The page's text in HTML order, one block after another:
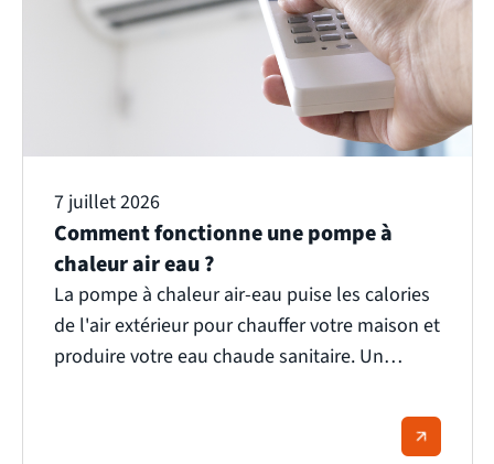
7 juillet 2026
Comment fonctionne une pompe à
chaleur air eau ?
La pompe à chaleur air-eau puise les calories
de l'air extérieur pour chauffer votre maison et
produire votre eau chaude sanitaire. Un
expliquons comment elle fonctionne, ce qui la